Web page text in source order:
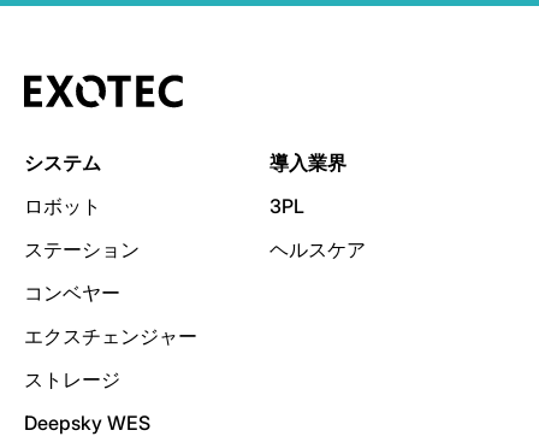
システム
ロボット
ステーション
コンベヤー
エクスチェンジャー
ストレージ
Deepsky WES
導入業界
3PL
ヘルスケア